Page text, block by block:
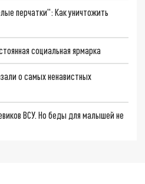
перчатки": Как уничтожить
социальная ярмарка
о самых ненавистных
ВСУ. Но беды для малышей не